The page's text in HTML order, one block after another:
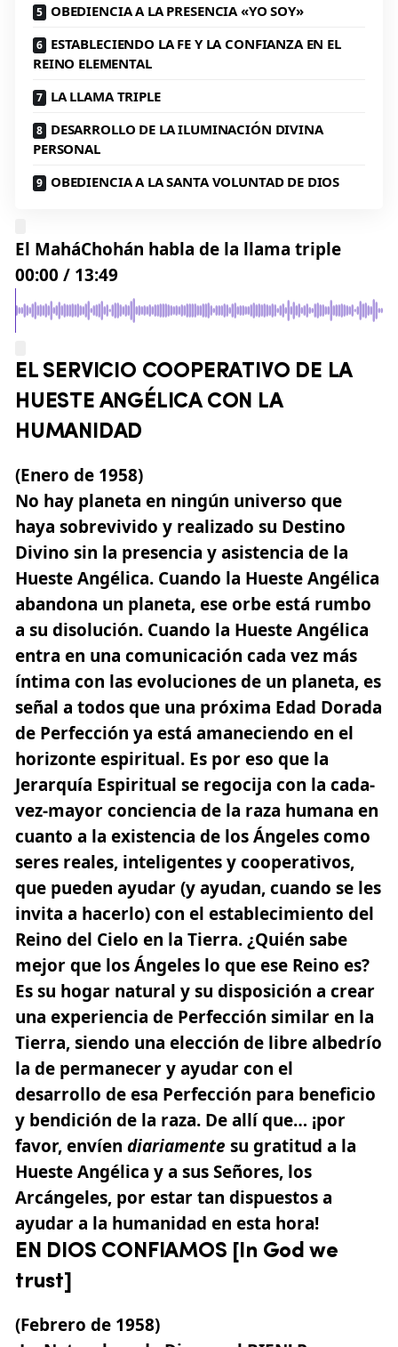
OBEDIENCIA A LA PRESENCIA «YO SOY»
ESTABLECIENDO LA FE Y LA CONFIANZA EN EL
REINO ELEMENTAL
LA LLAMA TRIPLE
DESARROLLO DE LA ILUMINACIÓN DIVINA
PERSONAL
OBEDIENCIA A LA SANTA VOLUNTAD DE DIOS
El MaháChohán habla de la llama triple
00:00 / 13:49
EL SERVICIO COOPERATIVO DE LA
HUESTE ANGÉLICA CON LA
HUMANIDAD
(Enero de 1958)
No hay planeta en ningún universo que
haya sobrevivido y realizado su Destino
Divino sin la presencia y asistencia de la
Hueste Angélica. Cuando la Hueste Angélica
abandona un planeta, ese orbe está rumbo
a su disolución. Cuando la Hueste Angélica
entra en una comunicación cada vez más
íntima con las evoluciones de un planeta, es
señal a todos que una próxima Edad Dorada
de Perfección ya está amaneciendo en el
horizonte espiritual. Es por eso que la
Jerarquía Espiritual se regocija con la cada-
vez-mayorconciencia de la raza humana en
cuanto a la existencia de los Ángelescomo
seres reales, inteligentes y cooperativos,
que pueden ayudar (y ayudan, cuando se les
invita a hacerlo) con el establecimiento del
Reino del Cielo en la Tierra. ¿Quién sabe
mejor que los Ángeles lo que ese Reino es?
Es su hogar natural y su disposición a crear
una experiencia de Perfección similar en la
Tierra, siendo una elección de libre albedrío
la de permanecer y ayudar con el
desarrollo de esa Perfección para beneficio
y bendición de la raza. De allí que… ¡por
favor, envíen diariamente su gratitud a la
Hueste Angélica y a sus Señores, los
Arcángeles, por estar tan dispuestos a
ayudar a la humanidad en esta hora!
EN DIOS CONFIAMOS [In God we
trust]
(Febrero de 1958)